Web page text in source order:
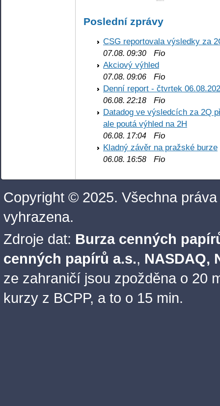
Poslední zprávy
CSG reportovala výsledky za
07.08. 09:30 Fio
Akciový výhled
07.08. 09:06 Fio
Denní report - čtvrtek
06.08. 22:18 Fio
Datadog ve výsledcích za 2Q
ale poutá výhled na 2H
06.08. 17:04 Fio
Kladný závěr na pražské burze
06.08. 16:58 Fio
Copyright © 2025. Všechna práva
vyhrazena.
Zdroje dat: Burza cenných
cenných papírů a.s., NASDAQ,
ze zahraničí jsou zpožděna o 20
kurzy z BCPP, a to o 15 min.